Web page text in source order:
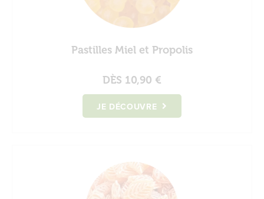
Pastilles Miel et Propolis
DÈS 10,90 €
JE DÉCOUVRE